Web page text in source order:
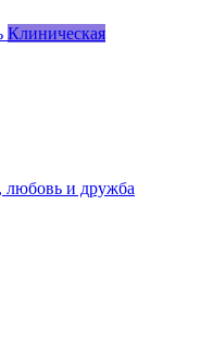
Клиническая
любовь и дружба